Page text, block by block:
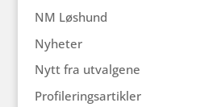
NM Løshund
Nyheter
Nytt fra utvalgene
Profileringsartikler